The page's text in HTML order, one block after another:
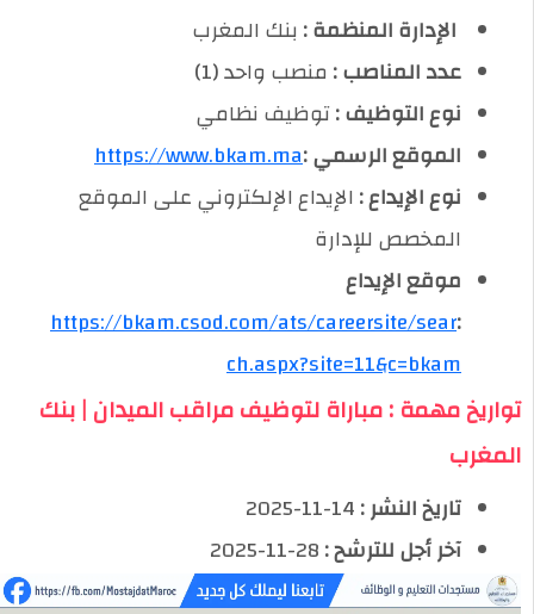
️ الإدارة المنظمة :بنك المغرب
عدد المناصب :منصب واحد (1)
نوع التوظيف :توظيف نظامي
الموقع الرسمي :https://www.bkam.ma
نوع الإيداع :الإيداع الإلكتروني على الموقع
المخصص للإدارة
موقع الإيداع
https://bkam.csod.com/ats/careersite/sear
ch.aspx?site=11&c=bkam
تواريخ مهمة : مباراة لتوظيف مراقب الميدان | بنك
المغرب
تاريخ النشر :14-11-2025
آخر أجل للترشح :28-11-2025